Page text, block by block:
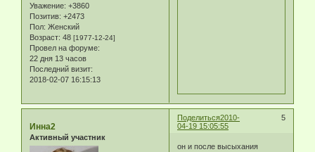
Уважение: +3860
Позитив: +2473
Пол: Женский
Возраст: 48 [1977-12-24]
Провел на форуме:
22 дня 13 часов
Последний визит:
2018-02-07 16:15:13
Поделиться 5
2010-
04-19 15:05:55
Инна2
Активный участник
он и после высыхания